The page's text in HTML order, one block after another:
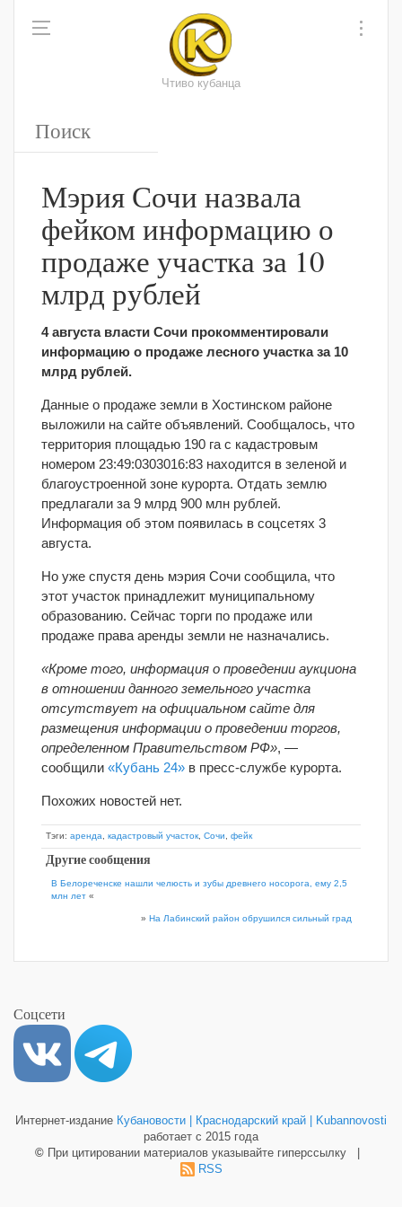
Чтиво кубанца
Мэрия Сочи назвала
фейком информацию о
продаже участка за 10
млрд рублей
4 августа власти Сочи прокомментировали
информацию о продаже лесного участка за 10
млрд рублей.
Данные о продаже земли в Хостинском районе
выложили на сайте объявлений. Сообщалось, что
территория площадью 190 га с кадастровым
номером 23:49:0303016:83 находится в зеленой и
благоустроенной зоне курорта. Отдать землю
предлагали за 9 млрд 900 млн рублей.
Информация об этом появилась в соцсетях 3
августа.
Но уже спустя день мэрия Сочи сообщила, что
этот участок принадлежит муниципальному
образованию. Сейчас торги по продаже или
продаже права аренды земли не назначались.
«Кроме того, информация о проведении аукциона
в отношении данного земельного участка
отсутствует на официальном сайте для
размещения информации о проведении торгов,
определенном Правительством РФ», —
сообщили «Кубань 24» в пресс-службе курорта.
Похожих новостей нет.
Тэги: аренда кадастровый участок Сочи фейк
Другие сообщения
В Белореченске нашли челюсть и зубы древнего носорога, ему 2,5
млн лет «
» На Лабинский район обрушился сильный град
Соцсети
Интернет-издание Кубановости | Краснодарский край | Kubannovosti
работает с 2015 года
© При цитировании материалов указывайте гиперссылку |
RSS